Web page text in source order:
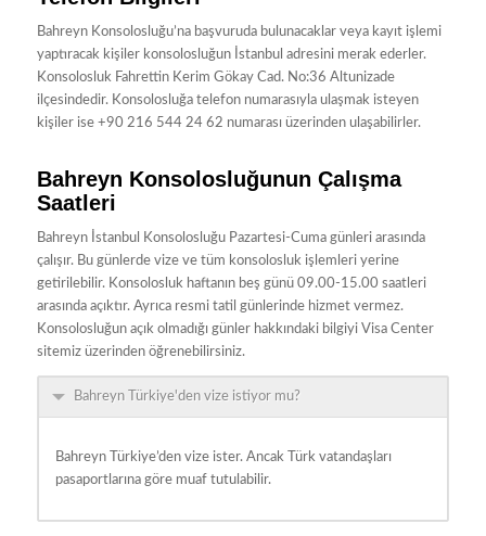
Bahreyn Konsolosluğu’na başvuruda bulunacaklar veya kayıt işlemi
yaptıracak kişiler konsolosluğun İstanbul adresini merak ederler.
Konsolosluk Fahrettin Kerim Gökay Cad. No:36 Altunizade
ilçesindedir. Konsolosluğa telefon numarasıyla ulaşmak isteyen
kişiler ise +90 216 544 24 62 numarası üzerinden ulaşabilirler.
Bahreyn Konsolosluğunun Çalışma
Saatleri
Bahreyn İstanbul Konsolosluğu Pazartesi-Cuma günleri arasında
çalışır. Bu günlerde vize ve tüm konsolosluk işlemleri yerine
getirilebilir. Konsolosluk haftanın beş günü 09.00-15.00 saatleri
arasında açıktır. Ayrıca resmi tatil günlerinde hizmet vermez.
Konsolosluğun açık olmadığı günler hakkındaki bilgiyi Visa Center
sitemiz üzerinden öğrenebilirsiniz.
Bahreyn Türkiye'den vize istiyor mu?
Bahreyn Türkiye’den vize ister. Ancak Türk vatandaşları
pasaportlarına göre muaf tutulabilir.